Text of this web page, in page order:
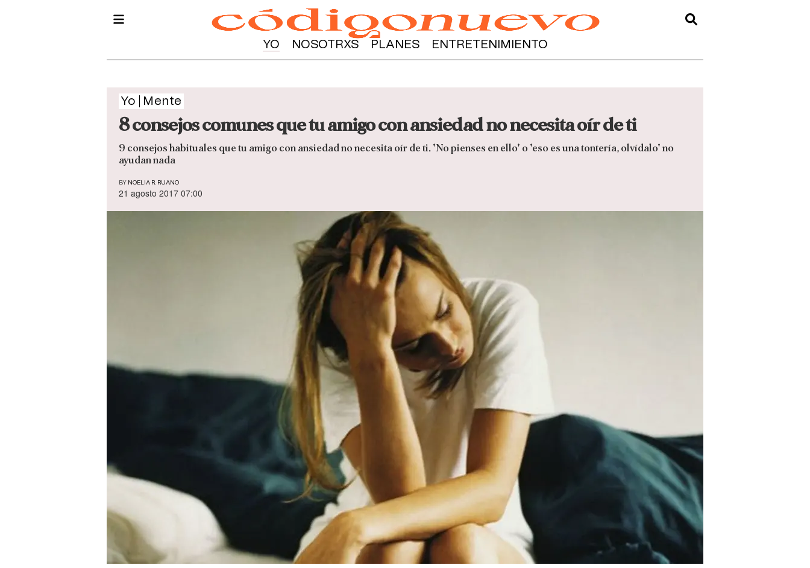
YO NOSOTRXS PLANES ENTRETENIMIENTO
Yo Mente
8 consejos comunes que tu amigo con ansiedad no necesita oír de ti
9 consejos habituales que tu amigo con ansiedad no necesita oír de ti. 'No pienses en ello' o 'eso es una tontería, olvídalo' no
ayudan nada
BY NOELIA R. RUANO
21 agosto 2017 07:00